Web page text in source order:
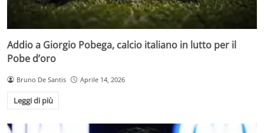
Addio a Giorgio Pobega, calcio italiano in lutto per il
Pobe d’oro
Bruno De Santis Aprile 14, 2026
Leggi di più